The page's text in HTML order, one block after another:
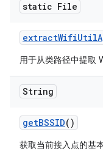
static File
extractWifiUtil
用于从类路径中提取
String
getBSSID()
获取当前接入点的基